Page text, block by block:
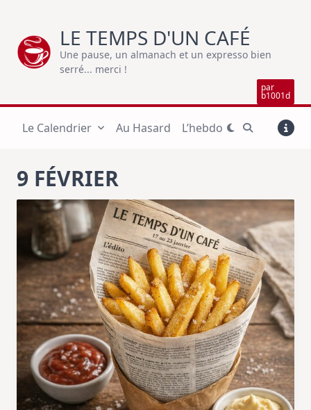
content
LE TEMPS D'UN CAFÉ
Une pause, un almanach et un expresso bien
serré... merci !
par
b1001d
Le Calendrier Au Hasard L’hebdo
9 FÉVRIER